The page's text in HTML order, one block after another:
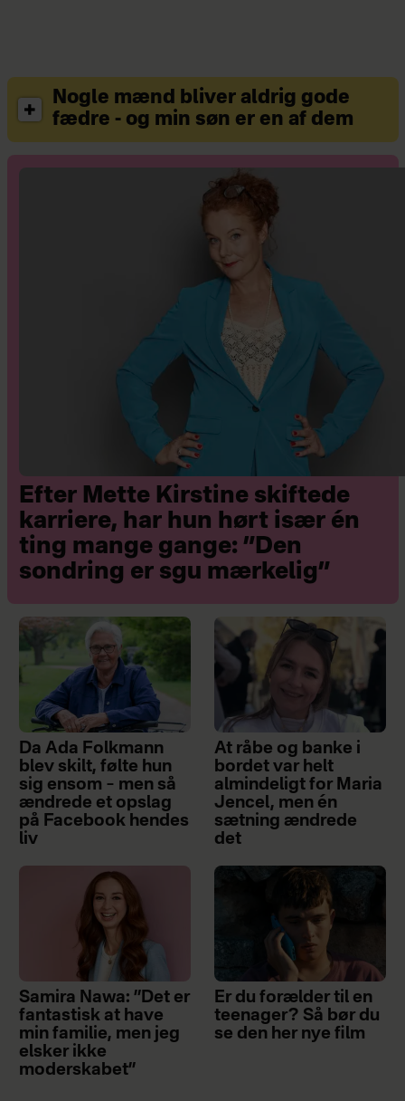
Nogle mænd bliver aldrig gode
fædre - og min søn er en af dem
Efter Mette Kirstine skiftede
karriere, har hun hørt især én
ting mange gange: ”Den
sondring er sgu mærkelig”
Da Ada Folkmann
blev skilt, følte hun
sig ensom – men så
ændrede et opslag
på Facebook hendes
liv
At råbe og banke i
bordet var helt
almindeligt for Maria
Jencel, men én
sætning ændrede
det
Samira Nawa: ”Det er
fantastisk at have
min familie, men jeg
elsker ikke
moderskabet”
Er du forælder til en
teenager? Så bør du
se den her nye film